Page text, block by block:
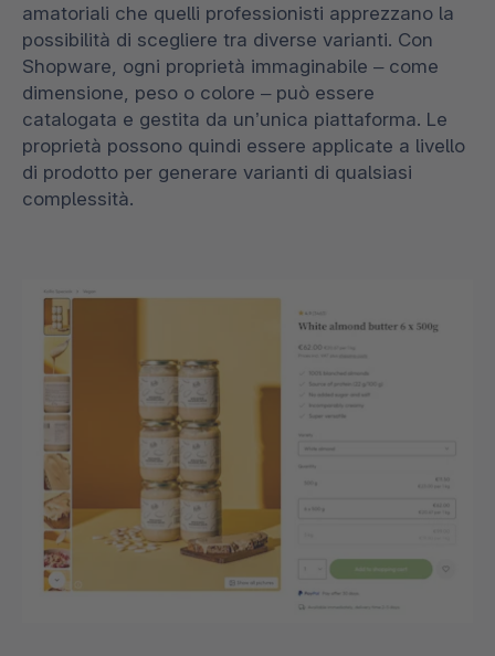
amatoriali che quelli professionisti apprezzano la
possibilità di scegliere tra diverse varianti. Con
Shopware, ogni proprietà immaginabile – come
dimensione, peso o colore – può essere
catalogata e gestita da un’unica piattaforma. Le
proprietà possono quindi essere applicate a livello
di prodotto per generare varianti di qualsiasi
complessità.